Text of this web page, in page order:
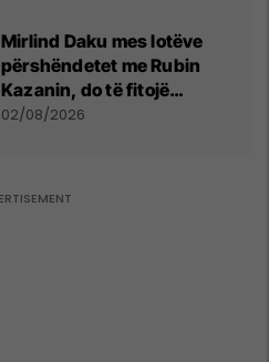
Mirlind Daku mes lotëve
përshëndetet me Rubin
Kazanin, do të fitojë
miliona te Spartak Moska
02/08/2026